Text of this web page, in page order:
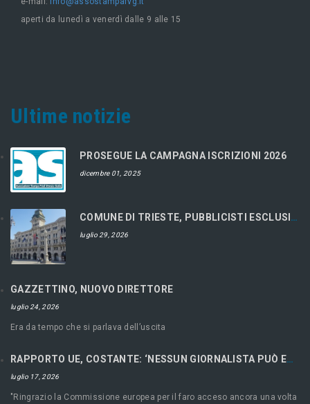
aperti da lunedì a venerdì dalle 9 alle 15
Ultime notizie
PROSEGUE LA CAMPAGNA ISCRIZIONI 2026
dicembre 01, 2025
COMUNE DI TRIESTE, PUBBLICISTI ESCLUSI DAL CONCORSO
luglio 29, 2026
GAZZETTINO, NUOVO DIRETTORE
luglio 24, 2026
Era da tempo che si parlava dell’uscita
RAPPORTO UE, COSTANTE: ‘NESSUN GIORNALISTA PUÒ ESSERE LIBERO SE ECONOMICAMENTE RICATTABILE’
luglio 17, 2026
"Ringrazio la Commissione europea per il faro acceso ancora una volta